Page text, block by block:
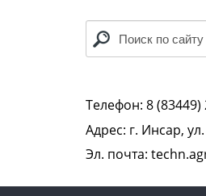
Телефон: 8 (83449)
Адрес: г. Инсар,
Эл. почта: